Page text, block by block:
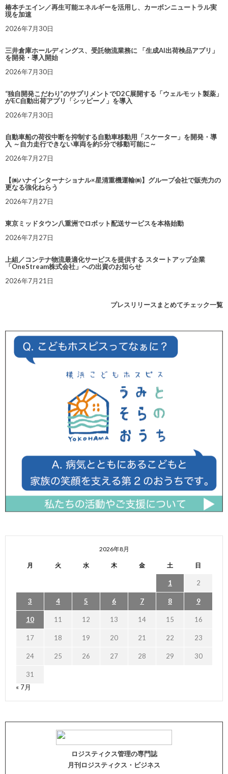
椿本チエイン／再生可能エネルギーを活用し、カーボンニュートラル実
現を加速
2026年7月30日
三井倉庫ホールディングス、受託物流業務に 「生成AI出荷検品アプリ」
を開発・導入開始
2026年7月30日
“独自開発こだわり”のサプリメントでD2C展開する「ウェルモット製薬」
がEC自動出荷アプリ「シッピーノ」を導入
2026年7月30日
自動車船の荷役中断を抑制する自動車移動用「スケーター」を開発・導
入 ～自力走行できない車両を約5分で移動可能に～
2026年7月27日
【㈱ハナインターナショナル×星清重機運輸㈱】グループ会社で販売力の
更なる強化ねらう
2026年7月27日
東京ミッドタウン八重洲でロボット配送サービスを本格始動
2026年7月27日
上組／コンテナ物流最適化サービスを提供する スタートアップ企業
「OneStream株式会社」への出資のお知らせ
2026年7月21日
プレスリリースまとめてチェック一覧
2026年8月
月 火 水 木 金 土 日
1 2
3 4 5 6 7 8 9
10 11 12 13 14 15 16
17 18 19 20 21 22 23
24 25 26 27 28 29 30
31
« 7月
ロジスティクス管理の専門誌
月刊ロジスティクス・ビジネス